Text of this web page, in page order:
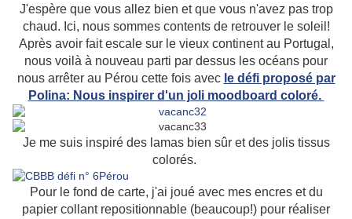
J'espère que vous allez bien et que vous n'avez pas trop
chaud. Ici, nous sommes contents de retrouver le soleil!
Après avoir fait escale sur le vieux continent au Portugal,
nous voilà à nouveau parti par dessus les océans pour
nous arrêter au Pérou cette fois avec le défi proposé par
Polina: Nous inspirer d'un joli moodboard coloré.
Je me suis inspiré des lamas bien sûr et des jolis tissus
colorés.
Pour le fond de carte, j'ai joué avec mes encres et du
papier collant repositionnable (beaucoup!) pour réaliser